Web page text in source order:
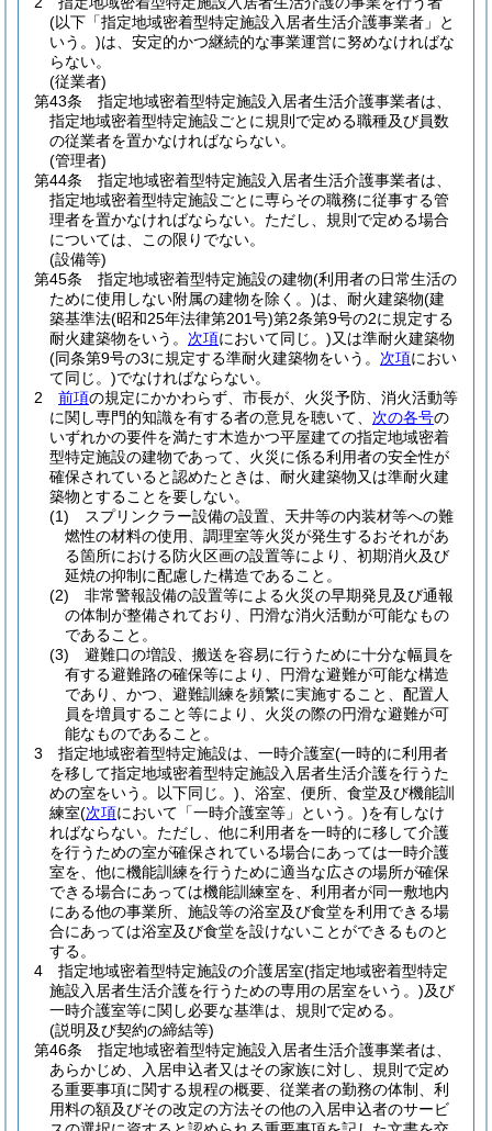
(以下「指定地域密着型特定施設入居者生活介護事業者」と
いう。)は、安定的かつ継続的な事業運営に努めなければな
らない。
(従業者)
第43条
指定地域密着型特定施設入居者生活介護事業者は、
指定地域密着型特定施設ごとに規則で定める職種及び員数
の従業者を置かなければならない。
(管理者)
第44条
指定地域密着型特定施設入居者生活介護事業者は、
指定地域密着型特定施設ごとに専らその職務に従事する管
理者を置かなければならない。 ただし、規則で定める場合
については、この限りでない。
(設備等)
第45条
指定地域密着型特定施設の建物(利用者の日常生活の
ために使用しない附属の建物を除く。)は、耐火建築物(建
築基準法(昭和25年法律第201号)第2条第9号の2に規定する
耐火建築物をいう。 次項において同じ。)又は準耐火建築物
(同条第9号の3に規定する準耐火建築物をいう。 次項におい
て同じ。)でなければならない。
2
前項の規定にかかわらず、市長が、火災予防、消火活動等
に関し専門的知識を有する者の意見を聴いて、 次の各号の
いずれかの要件を満たす木造かつ平屋建ての指定地域密着
型特定施設の建物であって、火災に係る利用者の安全性が
確保されていると認めたときは、耐火建築物又は準耐火建
築物とすることを要しない。
(1)
スプリンクラー設備の設置、天井等の内装材等への難
燃性の材料の使用、調理室等火災が発生するおそれがあ
る箇所における防火区画の設置等により、初期消火及び
延焼の抑制に配慮した構造であること。
(2)
非常警報設備の設置等による火災の早期発見及び通報
の体制が整備されており、円滑な消火活動が可能なもの
であること。
(3)
避難口の増設、搬送を容易に行うために十分な幅員を
有する避難路の確保等により、円滑な避難が可能な構造
であり、かつ、避難訓練を頻繁に実施すること、配置人
員を増員すること等により、火災の際の円滑な避難が可
能なものであること。
3
指定地域密着型特定施設は、一時介護室(一時的に利用者
を移して指定地域密着型特定施設入居者生活介護を行うた
めの室をいう。以下同じ。) 、浴室、便所、食堂及び機能訓
練室(次項において「一時介護室等」という。)を有しなけ
ればならない。 ただし、他に利用者を一時的に移して介護
を行うための室が確保されている場合にあっては一時介護
室を、他に機能訓練を行うために適当な広さの場所が確保
できる場合にあっては機能訓練室を、利用者が同一敷地内
にある他の事業所、施設等の浴室及び食堂を利用できる場
合にあっては浴室及び食堂を設けないことができるものと
する。
4
指定地域密着型特定施設の介護居室(指定地域密着型特定
施設入居者生活介護を行うための専用の居室をいう。)及び
一時介護室等に関し必要な基準は、規則で定める。
(説明及び契約の締結等)
第46条
指定地域密着型特定施設入居者生活介護事業者は、
あらかじめ、入居申込者又はその家族に対し、規則で定め
る重要事項に関する規程の概要、従業者の勤務の体制、利
用料の額及びその改定の方法その他の入居申込者のサービ